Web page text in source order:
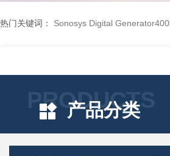
热门关键词： Sonosys Digital
PRODUCTS
产品分类